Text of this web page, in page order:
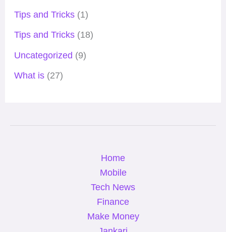
Tips and Tricks(1)
Tips and Tricks(18)
Uncategorized (9)
What is(27)
Home
Mobile
Tech News
Finance
Make Money